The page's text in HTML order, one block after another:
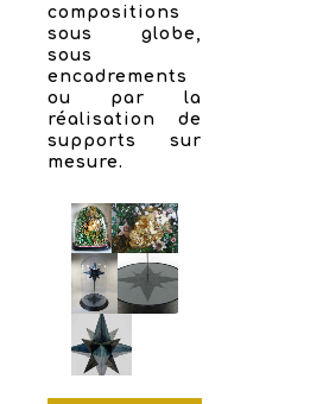
compositions
sous globe,
sous
encadrements
ou par la
réalisation de
supports sur
mesure.